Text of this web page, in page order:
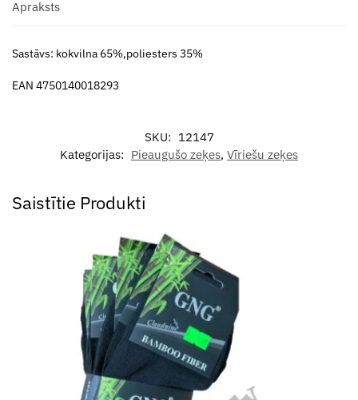
Apraksts
Sastāvs: kokvilna 65%,poliesters 35%
EAN 4750140018293
SKU: 12147
Kategorijas: Pieaugušo zeķes, Vīriešu zeķes
Saistītie Produkti